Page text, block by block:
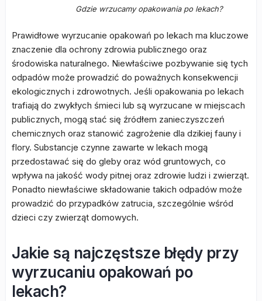
Gdzie wrzucamy opakowania po lekach?
Prawidłowe wyrzucanie opakowań po lekach ma kluczowe
znaczenie dla ochrony zdrowia publicznego oraz
środowiska naturalnego. Niewłaściwe pozbywanie się tych
odpadów może prowadzić do poważnych konsekwencji
ekologicznych i zdrowotnych. Jeśli opakowania po lekach
trafiają do zwykłych śmieci lub są wyrzucane w miejscach
publicznych, mogą stać się źródłem zanieczyszczeń
chemicznych oraz stanowić zagrożenie dla dzikiej fauny i
flory. Substancje czynne zawarte w lekach mogą
przedostawać się do gleby oraz wód gruntowych, co
wpływa na jakość wody pitnej oraz zdrowie ludzi i zwierząt.
Ponadto niewłaściwe składowanie takich odpadów może
prowadzić do przypadków zatrucia, szczególnie wśród
dzieci czy zwierząt domowych.
Jakie są najczęstsze błędy przy
wyrzucaniu opakowań po
lekach?